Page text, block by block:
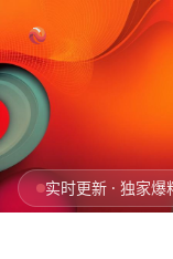
首页
实时更新 · 独家爆